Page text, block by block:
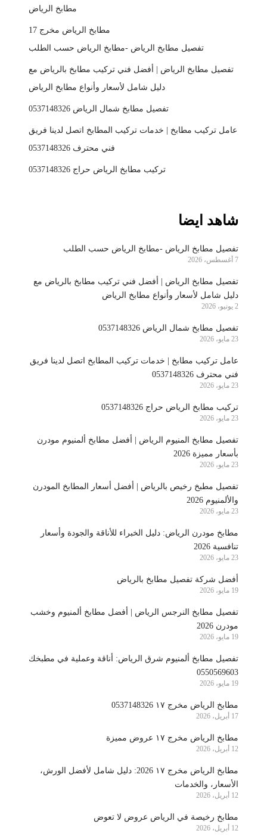
مطابخ الرياض
مطابخ الرياض مخرج 17
تفصيل مطابخ الرياض -مطابخ الرياض حسب الطلب
تفصيل مطابخ الرياض | أفضل فني تركيب مطابخ بالرياض مع
دليل شامل لأسعار وأنواع مطابخ الرياض
تفصيل مطابخ شمال الرياض 0537148326
عامل تركيب مطابخ | خدمات تركيب المطابخ اتصل لدينا فريق
فني محترف 0537148326
تركيب مطابخ الرياض حراج 0537148326
شاهد ايضا
تفصيل مطابخ الرياض -مطابخ الرياض حسب الطلب
7 أغسطس، 2026
تفصيل مطابخ الرياض | أفضل فني تركيب مطابخ بالرياض مع
دليل شامل لأسعار وأنواع مطابخ الرياض
2 يونيو، 2026
تفصيل مطابخ شمال الرياض 0537148326
23 مايو، 2026
عامل تركيب مطابخ | خدمات تركيب المطابخ اتصل لدينا فريق
فني محترف 0537148326
23 مايو، 2026
تركيب مطابخ الرياض حراج 0537148326
23 مايو، 2026
تفصيل مطابخ المنيوم الرياض | أفضل مطابخ ألمنيوم مودرن
بأسعار مميزة 2026
23 مايو، 2026
تفصيل مطبخ رخيص بالرياض | أفضل أسعار المطابخ المودرن
والألمنيوم 2026
23 مايو، 2026
مطابخ مودرن الرياض: دليل الخبراء للأناقة والجودة وأسعار
تنافسية 2026
23 مايو، 2026
أفضل شركة تفصيل مطابخ بالرياض
19 مايو، 2026
تفصيل مطابخ النرجس الرياض | أفضل مطابخ ألمنيوم وخشب
مودرن 2026
19 مايو، 2026
تفصيل مطابخ ألمنيوم شرق الرياض: أناقة وعملية في مطبخك
0550569603
19 مايو، 2026
مطابخ الرياض مخرج ١٧ 0537148326
17 أبريل، 2026
مطابخ الرياض مخرج ١٧ عروض مميزة
12 أبريل، 2026
مطابخ الرياض مخرج ١٧ 2026: دليل شامل لأفضل الورش،
الأسعار، والخدمات
12 أبريل، 2026
مطابخ رخيصة في الرياض عروض لا تعوض
12 أبريل، 2026